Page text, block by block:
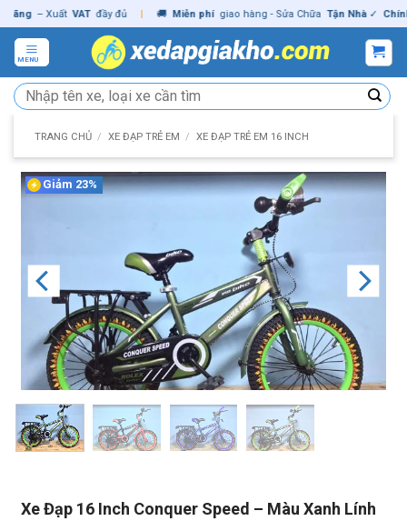
Skip
to
content
– Xuất VAT đầy đủ | 🚚 Miễn phí giao hàng - Sửa Chữa Tận Nhà ✓ Chính
MENU
Tìm
kiếm:
TRANG CHỦ / XE ĐẠP TRẺ EM / XE ĐẠP TRẺ EM 16 INCH
Xe Đạp 16 Inch Conquer Speed – Màu Xanh Lính
Giảm 23%